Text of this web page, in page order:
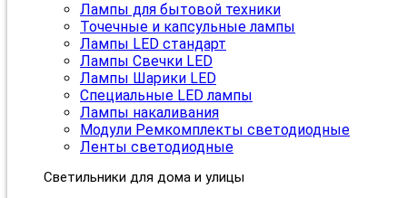
Лампы для бытовой техники
Точечные и капсульные лампы
Лампы LED стандарт
Лампы Свечки LED
Лампы Шарики LED
Специальные LED лампы
Лампы накаливания
Модули Ремкомплекты светодиодные
Ленты светодиодные
Светильники для дома и улицы